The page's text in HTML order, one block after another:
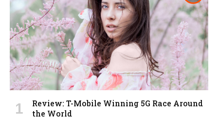
Review: T-Mobile Winning 5G Race Around
the World